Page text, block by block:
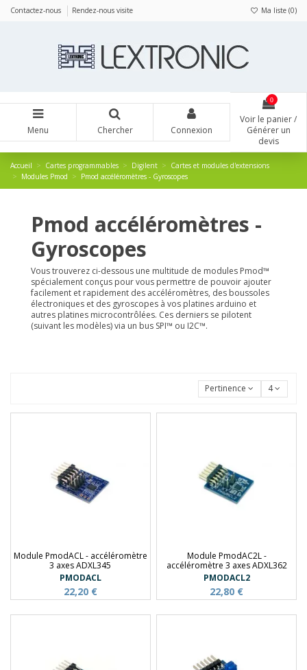
Contactez-nous Rendez-nous visite Ma liste (0)
Menu Chercher Connexion
0
Voir le panier /
Générer un
devis
Accueil Cartes programmables Digilent
Cartes et modules d'extensions
Modules Pmod
Pmod accéléromètres - Gyroscopes
Pmod accéléromètres -
Gyroscopes
Vous trouverez ci-dessous une multitude de modules Pmod™
spécialement conçus pour vous permettre de pouvoir ajouter
facilement et rapidement des accéléromètres, des boussoles
électroniques et des gyroscopes à vos platines arduino et
autres platines microcontrôlées. Ces derniers se pilotent
(suivant les modèles) via un bus SPI™ ou I2C™.
Pertinence 4
Module PmodACL - accéléromètre
3 axes ADXL345
PMODACL
22,20 €
Module PmodAC2L -
accéléromètre 3 axes ADXL362
PMODACL2
22,80 €
Panneau de gestion des cookies